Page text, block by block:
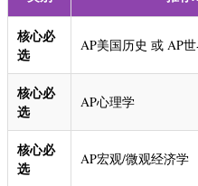
核心必
选
AP美国历史 或 AP
核心必
选
AP心理学
核心必
选
AP宏观/微观经济学